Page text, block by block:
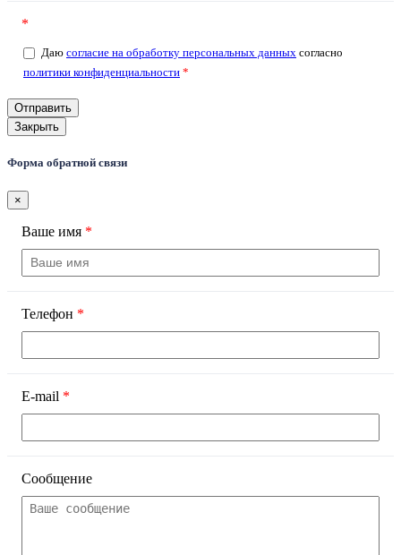
*
Даю согласие на обработку персональных данных согласно
политики конфиденциальности *
Закрыть
Форма обратной связи
×
Ваше имя *
Телефон *
E-mail *
Сообщение